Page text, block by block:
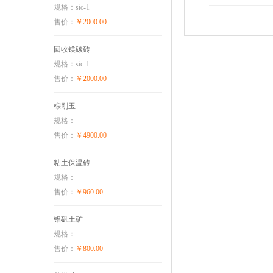
规格：sic-1
售价： ￥2000.00
回收镁碳砖
规格：sic-1
售价： ￥2000.00
棕刚玉
规格：
售价： ￥4900.00
粘土保温砖
规格：
售价： ￥960.00
铝矾土矿
规格：
售价： ￥800.00